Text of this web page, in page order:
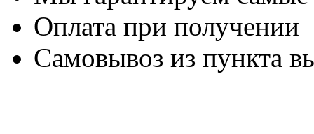
Оплата при получении
Самовывоз из пункта